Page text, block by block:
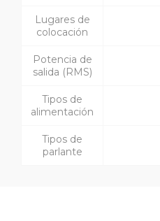
Lugares de
colocación
Potencia de
salida (RMS)
Tipos de
alimentación
Tipos de
parlante